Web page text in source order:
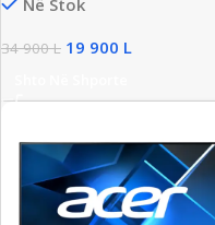
RAM, 512GB SSD
Në Stok
34 900L 19 900 L